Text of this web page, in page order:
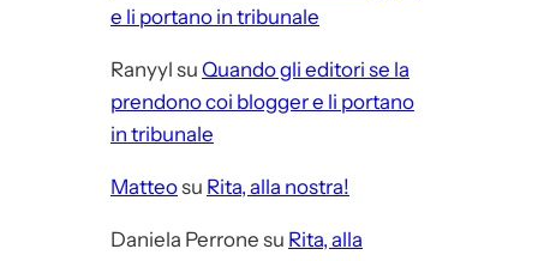
e li portano in tribunale
Ranyyl su Quando gli editori se la
prendono coi blogger e li portano
in tribunale
Matteosu Rita, alla nostra!
Daniela Perrone su Rita, alla